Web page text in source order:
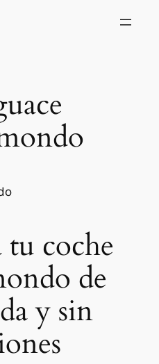
tu coche
de
y sin